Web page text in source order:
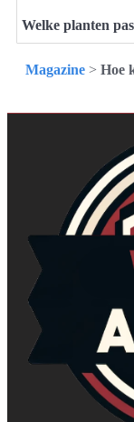
Welke planten
Magazine > Hoe